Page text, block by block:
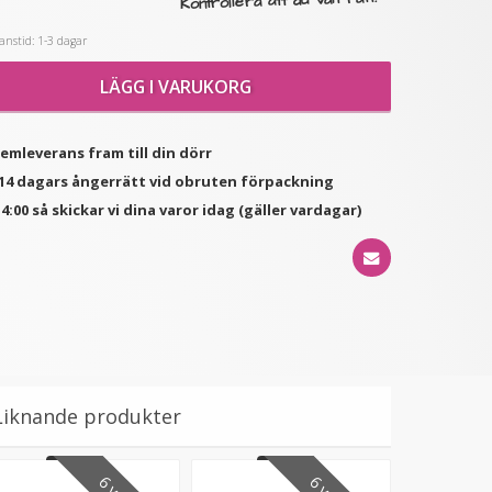
#16 Ljusbrun - Original
äkta löshår remy
★ ★
189 kr
VÄLJ
Mizzy Tangler brush - Rosa
LÄGG I VARUKORG
1-3 dagar
LÄGG I VARUKORG
fram till din dörr
dagars ångerrätt vid obruten förpackning
så skickar vi dina varor idag (gäller vardagar)
produkter